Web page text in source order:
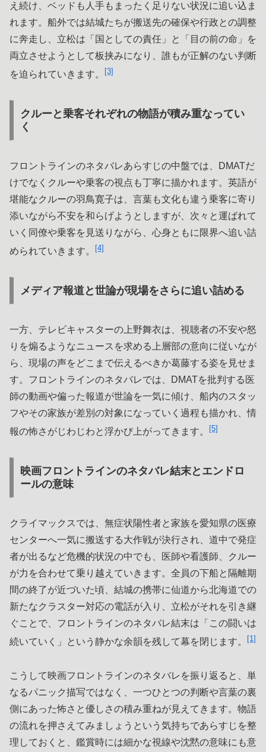
え続け、ベッドも人手もまったく足りない状況に追い込ま
れます。船外では結城たちが搬送先の確保や行政との調整
に奔走し、立松は「国としての責任」と「目の前の命」を
両立させようとして板挟みになり、誰もが正解のない判断
を迫られていきます。
[3]
クルーと乗客それぞれの物語が積み重なってい
く
フロントラインのネタバレあらすじの中盤では、DMATだ
けでなくクルーや乗客の視点も丁寧に描かれます。英語が
堪能なクルーの羽鳥寛子は、言葉も文化も違う乗客に寄り
添いながら不安を和らげようとしますが、次々と運ばれて
いく同僚や乗客を見送りながら、心身ともに限界へ追い詰
められていきます。
[4]
メディア報道と世論が現場をさらに追い詰める
一方、テレビキャスターの上野舞衣は、視聴者の不安や怒
りを煽るようなニュースを求める上層部の意向に従いなが
ら、現場の声をどこまで伝えるべきか葛藤する姿を見せま
す。フロントラインのネタバレでは、DMATを批判する医
師の動画や偏った報道が世論を一気に傾け、船内のスタッ
フやその家族が差別の対象になっていく過程も描かれ、情
報の怖さがじわじわと浮かび上がってきます。
[5]
映画フロントラインのネタバレ結末とエンドロ
ールの意味
クライマックスでは、無症状陽性者と家族を愛知県の医療
センターへ一気に搬送する大作戦が決行され、道中で発症
者が出るなど危機的状況の中でも、医師や看護師、クルー
が力を合わせて乗り越えていきます。全員の下船と隔離期
間の終了が近づいた頃、結城の携帯に仙道から北海道での
新たなクラスター対応の電話が入り、立松がそれを引き継
ぐことで、フロントラインのネタバレ結末は「この闘いは
続いていく」という静かな余韻を残して幕を閉じます。
[1]
こうして映画フロントラインのネタバレを振り返ると、単
なるパニック描写ではなく、一つひとつの判断や言葉の裏
側にあった怖さと優しさの積み重ねが見えてきます。物語
の流れを押さえてみましょうという気持ちであらすじを整
理しておくと、鑑賞時には細かな視線や沈黙の意味にも意